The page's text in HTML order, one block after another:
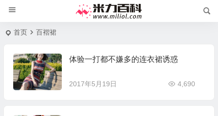
首页 百褶裙
体验一打都不嫌多的连衣裙诱惑
2017年5月19日 4,690